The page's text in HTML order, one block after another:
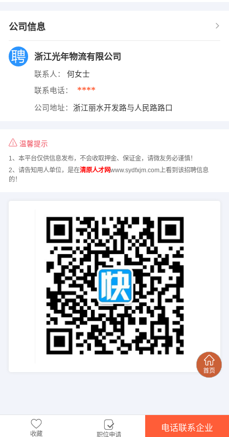
公司信息
浙江光年物流有限公司
联系人： 何女士
联系电话： ****
公司地址： 浙江丽水开发路与人民路路口
温馨提示
1、本平台仅供信息发布，不会收取押金、保证金，请微友务必谨慎！
2、请告知用人单位，是在清原人才网www.sydfxjm.com上看到该招聘信息
的！
收藏 职位申请
电话联系企业